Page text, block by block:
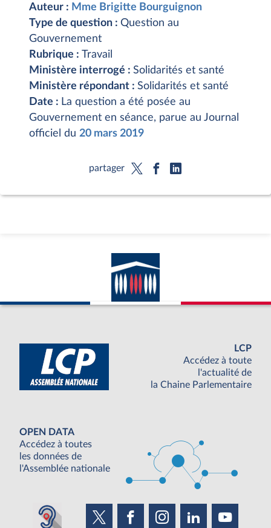
Auteur : Mme Brigitte Bourguignon
Type de question : Question au
Gouvernement
Rubrique : Travail
Ministère interrogé : Solidarités et santé
Ministère répondant : Solidarités et santé
Date : La question a été posée au
Gouvernement en séance, parue au Journal
officiel du 20 mars 2019
partager
LCP
Accédez à toute
l'actualité de
la Chaine Parlementaire
OPEN DATA
Accédez à toutes
les données de
l'Assemblée nationale